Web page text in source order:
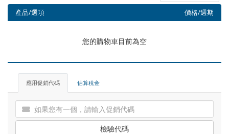
產品/選項 價格/週期
您的購物車目前為空
應用促銷代碼 估算稅金
檢驗代碼